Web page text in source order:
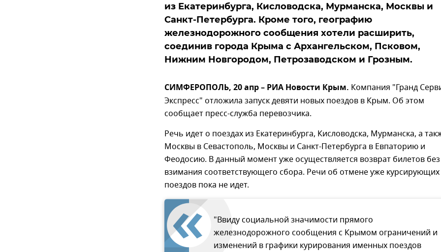
из Екатеринбурга, Кисловодска, Мурманска, Москвы и
Санкт-Петербурга. Кроме того, географию
железнодорожного сообщения хотели расширить,
соединив города Крыма с Архангельском, Псковом,
Нижним Новгородом, Петрозаводском и Грозным.
СИМФЕРОПОЛЬ, 20 апр – РИА Новости Крым. Компания "Гранд
Экспресс" отложила запуск девяти новых поездов в Крым. Об этом
сообщает пресс-служба перевозчика.
Речь идет о поездах из Екатеринбурга, Кисловодска, Мурманска, а
Москвы в Севастополь, Москвы и Санкт-Петербурга в Евпаторию и
Феодосию. В данный момент уже осуществляется возврат билетов без
взимания соответствующего сбора. Речи об отмене уже курсирующих
поездов пока не идет.
"Ввиду социальной значимости прямого
железнодорожного сообщения с Крымом ограничений и
изменений в графики курирования именных поездов